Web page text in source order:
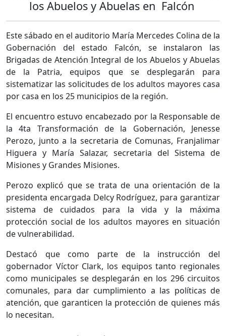
los Abuelos y Abuelas en Falcón
Este sábado en el auditorio María Mercedes Colina de la
Gobernación del estado Falcón, se instalaron las
Brigadas de Atención Integral de los Abuelos y Abuelas
de la Patria, equipos que se desplegarán para
sistematizar las solicitudes de los adultos mayores casa
por casa en los 25 municipios de la región.
El encuentro estuvo encabezado por la Responsable de
la 4ta Transformación de la Gobernación, Jenesse
Perozo, junto a la secretaria de Comunas, Franjalimar
Higuera y María Salazar, secretaria del Sistema de
Misiones y Grandes Misiones.
Perozo explicó que se trata de una orientación de la
presidenta encargada Delcy Rodríguez, para garantizar
sistema de cuidados para la vida y la máxima
protección social de los adultos mayores en situación
de vulnerabilidad.
Destacó que como parte de la instrucción del
gobernador Víctor Clark, los equipos tanto regionales
como municipales se desplegarán en los 296 circuitos
comunales, para dar cumplimiento a las políticas de
atención, que garanticen la protección de quienes más
lo necesitan.